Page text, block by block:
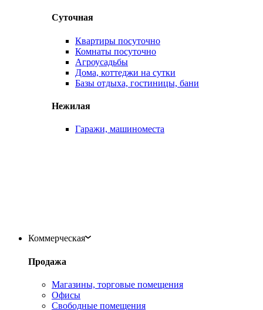
Суточная
Квартиры посуточно
Комнаты посуточно
Агроусадьбы
Дома, коттеджи на сутки
Базы отдыха, гостиницы, бани
Нежилая
Гаражи, машиноместа
Коммерческая
Продажа
Магазины, торговые помещения
Офисы
Свободные помещения